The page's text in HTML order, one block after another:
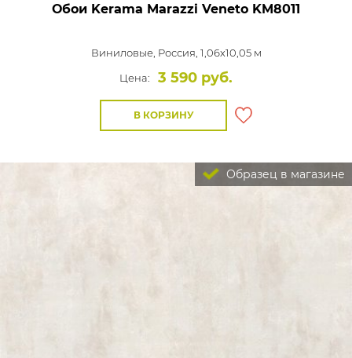
Обои Kerama Marazzi Veneto KM8011
Виниловые, Россия, 1,06x10,05 м
Цена:
3 590 руб.
В КОРЗИНУ
Образец в магазине